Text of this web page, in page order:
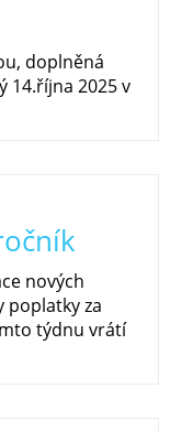
doplněná
14.října 2025 v
nových
za
týdnu vrátí